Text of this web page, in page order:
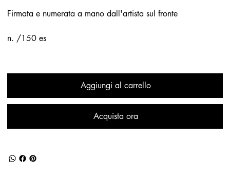
Firmata e numerata a mano dall'artista sul fronte
n. /150 es
Aggiungi al carrello
Acquista ora